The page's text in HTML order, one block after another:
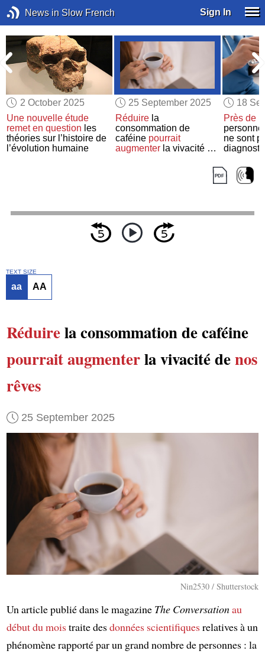
News in Slow French Sign In
2 October 2025
Une nouvelle étude
remet en question les
théories sur l’histoire de
l’évolution humaine
25 September 2025
Réduirela
consommation de
caféine pourrait
augmenterla vivacité de
18
Près de
ne sont
TEXT SIZE
aa AA
Réduirela consommation de caféine
pourrait augmenterla vivacité denos
rêves
25 September 2025
Nin2530 / Shutterstock
Un article publié dans le magazine The Conversationau
début du moistraite desdonnées scientifiquesrelatives à un
phénomène rapporté par un grand nombre de personnes : la